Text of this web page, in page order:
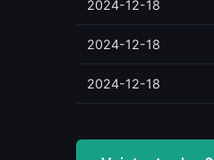
2024-12-18
2024-12-18
2024-12-18